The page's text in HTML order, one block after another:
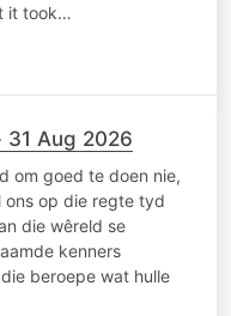
it took…
Aug 2026
om goed te doen nie,
ons op die regte tyd
die wêreld se
kenners
beroepe wat hulle